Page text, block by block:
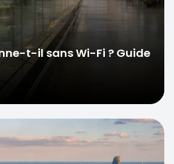
t-il sans Wi-Fi ? Guide